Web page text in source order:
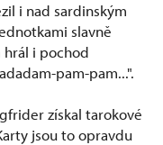
i nad sardinským
slavně
i pochod
pam-pam...".
získal tarokové
jsou to opravdu